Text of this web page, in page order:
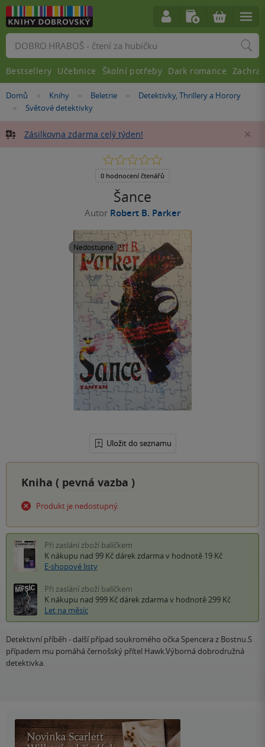
Nacházíte
Domů »Knihy »Beletrie »
Detektivky, Thrillery a Horory
»
Světové detektivky
Zásilkovna zdarma celý týden!
Šance
Autor Robert B. Parker
Nedostupné
Uložit do seznamu
0.0
5
0 hodnocení čtenářů
Kniha ( pevná vazba )
Produkt je nedostupný.
Při zaslání zboží balíčkem
K nákupu nad 99 Kč dárek zdarma v hodnotě 19 Kč
E-shopové listy
Při zaslání zboží balíčkem
K nákupu nad 999 Kč dárek zdarma v hodnotě 299 Kč
Let na měsíc
Detektivní příběh - další případ soukromého očka Spencera z Bostnu.S
případem mu pomáhá černošský přítel Hawk.Výborná dobrodružná
detektivka.
Vyhledávání
Bestsellery Učebnice Školní potřeby Dark romance